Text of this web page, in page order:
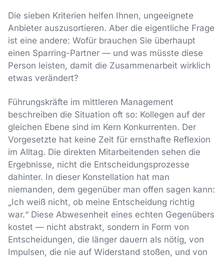
Die sieben Kriterien helfen Ihnen, ungeeignete
Anbieter auszusortieren. Aber die eigentliche Frage
ist eine andere: Wofür brauchen Sie überhaupt
einen Sparring-Partner — und was müsste diese
Person leisten, damit die Zusammenarbeit wirklich
etwas verändert?
Führungskräfte im mittleren Management
beschreiben die Situation oft so: Kollegen auf der
gleichen Ebene sind im Kern Konkurrenten. Der
Vorgesetzte hat keine Zeit für ernsthafte Reflexion
im Alltag. Die direkten Mitarbeitenden sehen die
Ergebnisse, nicht die Entscheidungsprozesse
dahinter. In dieser Konstellation hat man
niemanden, dem gegenüber man offen sagen kann:
„Ich weiß nicht, ob meine Entscheidung richtig
war.“ Diese Abwesenheit eines echten Gegenübers
kostet — nicht abstrakt, sondern in Form von
Entscheidungen, die länger dauern als nötig, von
Impulsen, die nie auf Widerstand stoßen, und von